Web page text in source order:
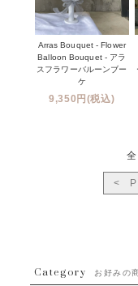
Arras Bouquet - Flower
Balloon Bouquet - アラ
スフラワーバルーンブー
ケ
9,350円(税込)
全
<
Category お好みの